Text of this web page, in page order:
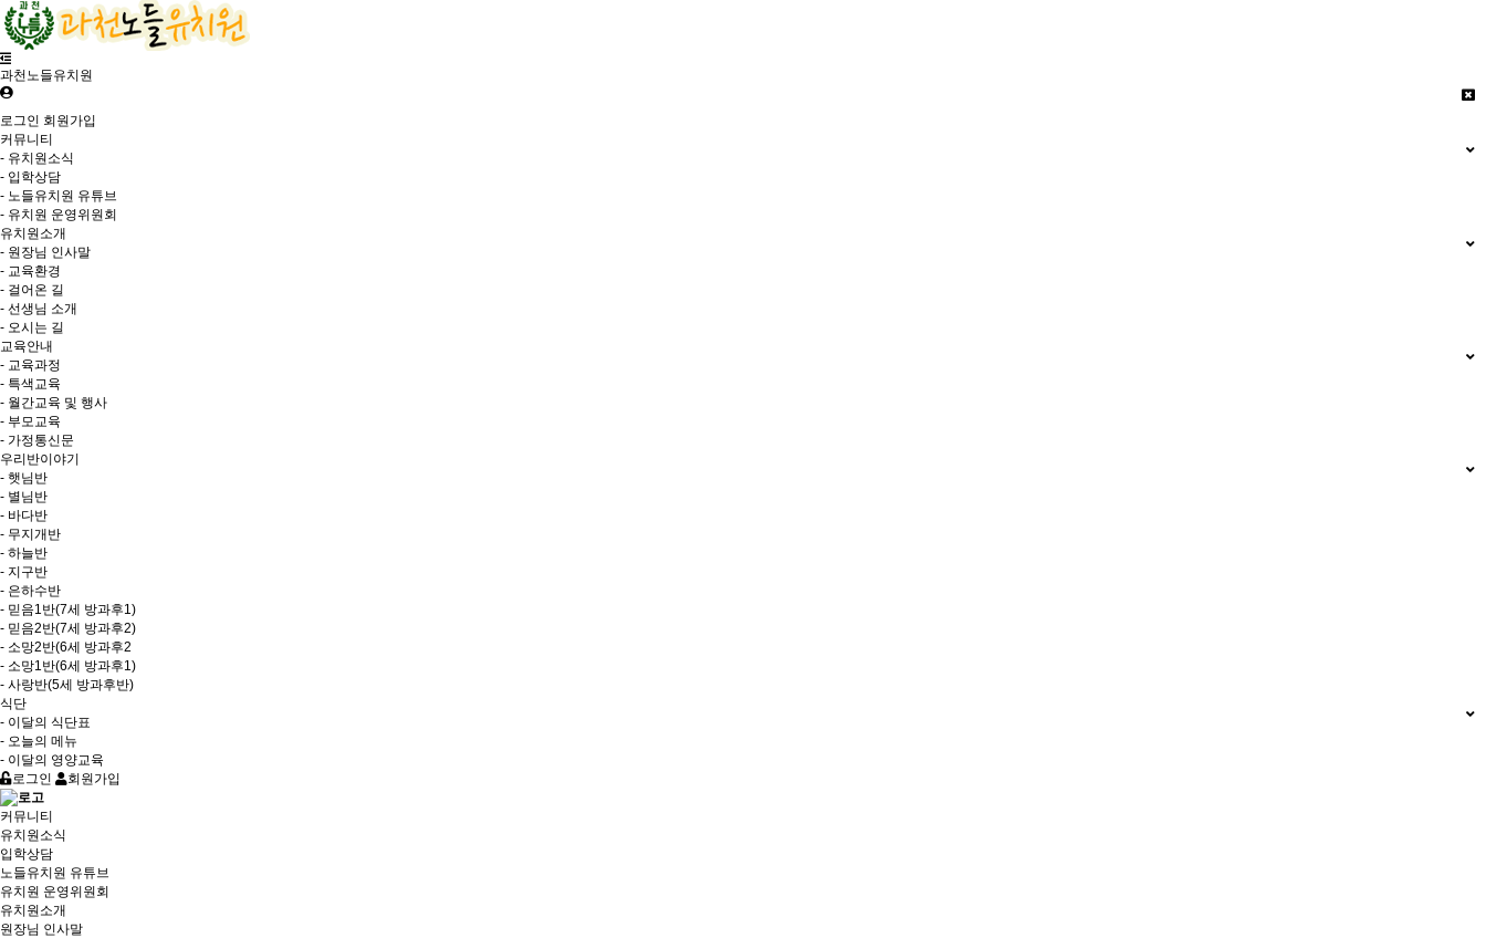
과천노들유치원
로그인 회원가입
커뮤니티
- 유치원소식
- 입학상담
- 노들유치원 유튜브
- 유치원 운영위원회
유치원소개
- 원장님 인사말
- 교육환경
- 걸어온 길
- 선생님 소개
- 오시는 길
교육안내
- 교육과정
- 특색교육
- 월간교육 및 행사
- 부모교육
- 가정통신문
우리반이야기
- 햇님반
- 별님반
- 바다반
- 무지개반
- 하늘반
- 지구반
- 은하수반
- 믿음1반(7세 방과후1)
- 믿음2반(7세 방과후2)
- 소망2반(6세 방과후2
- 소망1반(6세 방과후1)
- 사랑반(5세 방과후반)
식단
- 이달의 식단표
- 오늘의 메뉴
- 이달의 영양교육
로그인
회원가입
커뮤니티
유치원소식
입학상담
노들유치원 유튜브
유치원 운영위원회
유치원소개
원장님 인사말